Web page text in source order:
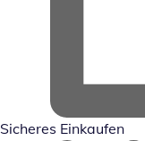
Sicheres Einkaufen